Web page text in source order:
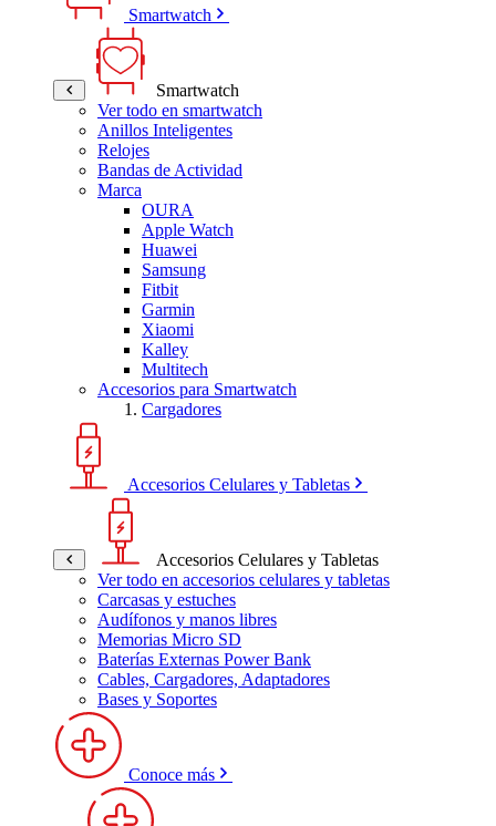
Smartwatch
Smartwatch
Ver todo en smartwatch
Anillos Inteligentes
Relojes
Bandas de Actividad
Marca
OURA
Apple Watch
Huawei
Samsung
Fitbit
Garmin
Xiaomi
Kalley
Multitech
Accesorios para Smartwatch
Cargadores
Accesorios Celulares y Tabletas
Accesorios Celulares y Tabletas
Ver todo en accesorios celulares y tabletas
Carcasas y estuches
Audífonos y manos libres
Memorias Micro SD
Baterías Externas Power Bank
Cables, Cargadores, Adaptadores
Bases y Soportes
Conoce más